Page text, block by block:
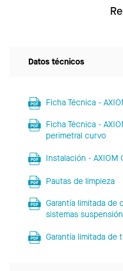
Datos técnicos
Ficha Técnica -
Ficha Técnica -
perimetral curvo
Instalación - AXIOM
Pautas de limpieza
Garantía limitada de
sistemas suspensión
Garantía limitada de